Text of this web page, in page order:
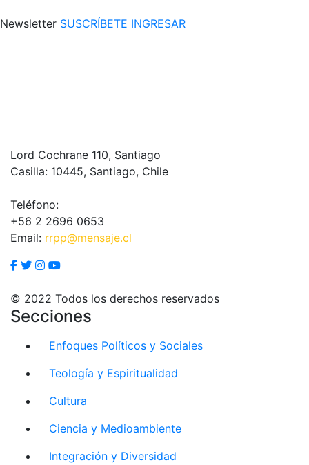
Newsletter SUSCRÍBETE INGRESAR
Lord Cochrane 110, Santiago
Casilla: 10445, Santiago, Chile
Teléfono:
+56 2 2696 0653
Email: rrpp@mensaje.cl
© 2022 Todos los derechos reservados
Secciones
Enfoques Políticos y Sociales
Teología y Espiritualidad
Cultura
Ciencia y Medioambiente
Integración y Diversidad